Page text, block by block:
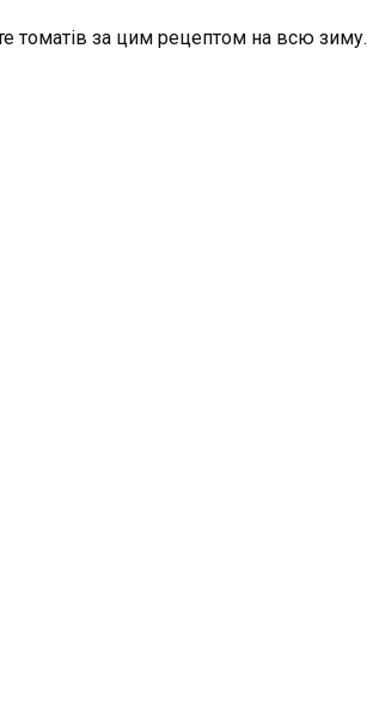
томатів за цим рецептом на всю зиму.